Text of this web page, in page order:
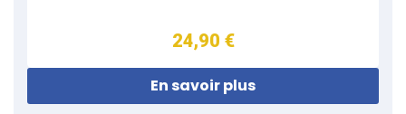
24,90 €
En savoir plus